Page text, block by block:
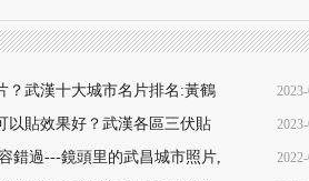
？武漢十大城市名片排名:黃鶴
以貼效果好？武漢各區三伏貼
+門診地點+價格查詢+預
錯過---鏡頭里的武昌城市照片,